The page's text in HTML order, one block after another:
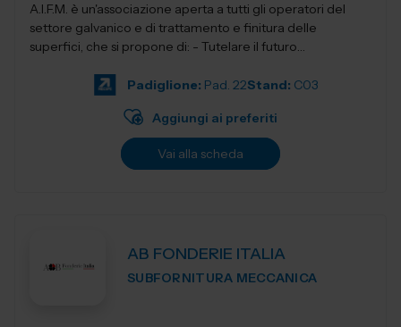
A.I.F.M. è un'associazione aperta a tutti gli operatori del
settore galvanico e di trattamento e finitura delle
superfici, che si propone di: - Tutelare il futuro
Padiglione: Pad. 22Stand: C03
Aggiungi ai preferiti
Vai alla scheda
AB FONDERIE ITALIA
SUBFORNITURA MECCANICA